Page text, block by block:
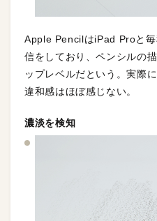
Apple PencilはiPad Proと
信をしており、ペンシルの
ップレベルだという。実際
違和感はほぼ感じない。
濃淡を検知